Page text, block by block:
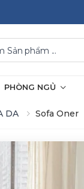
PHÒNG NGỦ
DA Sofa Oner